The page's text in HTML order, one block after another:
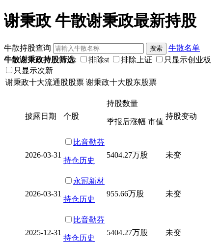
谢秉政 牛散谢秉政最新持股
牛散持股查询
牛散名单
牛散谢秉政持股筛选: 排除st 排除上证
只显示创业板
只显示次新
谢秉政十大流通股股票 谢秉政十大股东股票
披露日期 个股
持股数量
季报后涨幅 市值
持股变动
2026-03-31
比音勒芬
持仓历史
5404.27万股 未变
2026-03-31
永冠新材
持仓历史
955.66万股 未变
2025-12-31
比音勒芬
持仓历史
5404.27万股 未变